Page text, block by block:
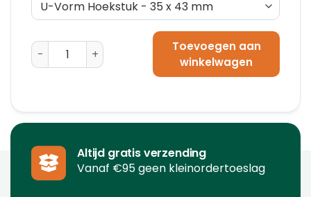
Schuimprofiel U-Vorm (35-45 mm x 200 cm) aantal
Toevoegen aan
winkelwagen
Altijd gratis verzending
Vanaf €95 geen kleinordertoeslag